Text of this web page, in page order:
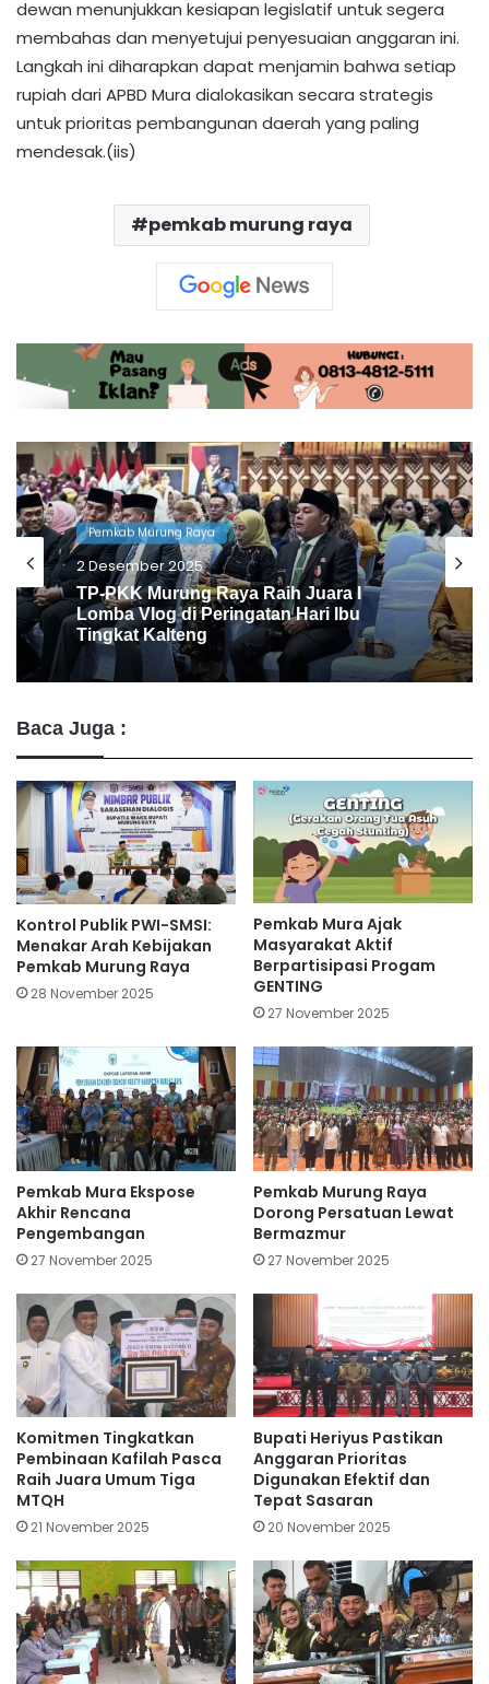
dewan menunjukkan kesiapan legislatif untuk segera
membahas dan menyetujui penyesuaian anggaran ini.
Langkah ini diharapkan dapat menjamin bahwa setiap
rupiah dari APBD Mura dialokasikan secara strategis
untuk prioritas pembangunan daerah yang paling
mendesak.(iis)
pemkab murung raya
Pemkab Murung Raya
2 Desember 2025
Natal Oikumene, Heriyus: Tanamkan
Kasih dan Jaga Kesatuan
Baca Juga :
Kontrol Publik PWI-SMSI:
Menakar Arah Kebijakan
Pemkab Murung Raya
28 November 2025
Pemkab Mura Ajak
Masyarakat Aktif
Berpartisipasi Progam
GENTING
27 November 2025
Pemkab Mura Ekspose
Akhir Rencana
Pengembangan
27 November 2025
Pemkab Murung Raya
Dorong Persatuan Lewat
Bermazmur
27 November 2025
Komitmen Tingkatkan
Pembinaan Kafilah Pasca
Raih Juara Umum Tiga
MTQH
21 November 2025
Bupati Heriyus Pastikan
Anggaran Prioritas
Digunakan Efektif dan
Tepat Sasaran
20 November 2025